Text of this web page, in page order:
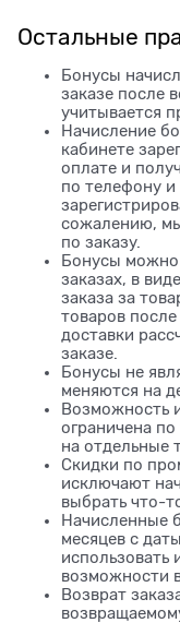
Остальные
Бонусы
заказе после
учитывается
Начисление
кабинете
оплате и
по телефону
сожалению,
по заказу.
Бонусы можно
заказах, в
заказа за
товаров
доставки
заказе.
Бонусы не
меняются на
Возможность
ограничена
на отдельные
Скидки по
исключают
выбрать что-
Начисленные
месяцев с
использовать
возможности
Возврат